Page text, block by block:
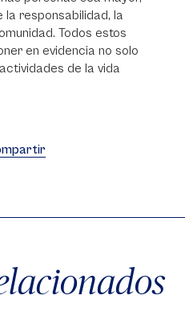
la responsabilidad, la
Todos estos
en evidencia no solo
de la vida